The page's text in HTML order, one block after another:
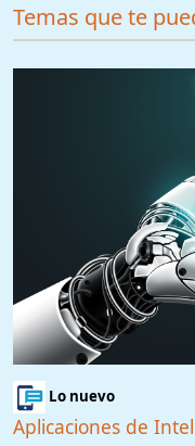
Temas que te
Lo nuevo
Aplicaciones de